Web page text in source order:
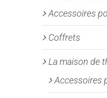
Accessoires
Coffrets
La maison de
Accessoires